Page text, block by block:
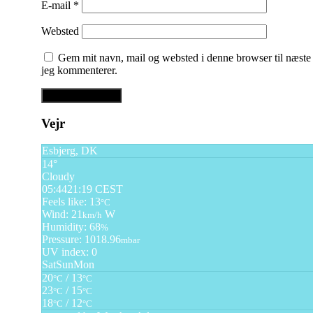
E-mail *
Websted
Gem mit navn, mail og websted i denne browser til næste
jeg kommenterer.
Vejr
Esbjerg, DK
14°
Cloudy
05:4421:19 CEST
Feels like: 13°C
Wind: 21 km/h W
Humidity: 68%
Pressure: 1018.96mbar
UV index: 0
SatSunMon
20°C / 13°C
23°C / 15°C
18°C / 12°C